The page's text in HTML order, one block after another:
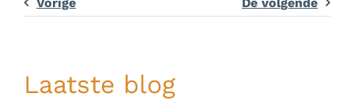
Laatste blog